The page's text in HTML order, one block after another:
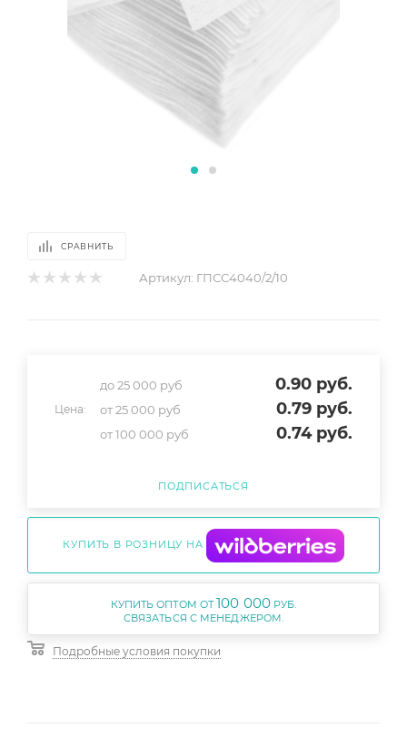
СРАВНИТЬ
Артикул: ГПСС4040/2/10
Цена:
до 25 000 руб 0.90 руб.
от 25 000 руб 0.79 руб.
от 100 000 руб 0.74руб.
ПОДПИСАТЬСЯ
КУПИТЬ В РОЗНИЦУ НА
КУПИТЬ ОПТОМ ОТ100 000РУБ.
Подробные условия покупки